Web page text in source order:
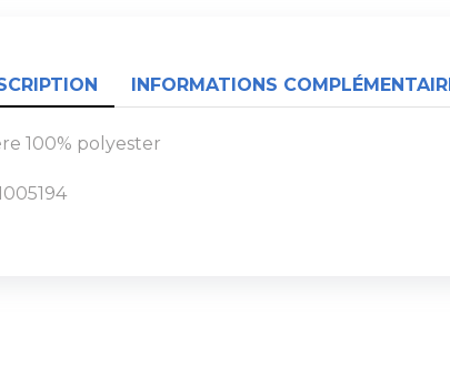
INFORMATIONS
100% polyester